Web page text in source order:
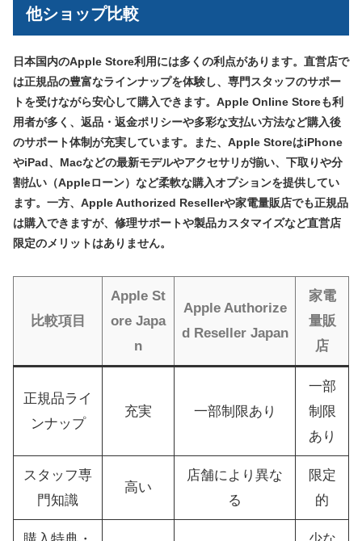
他ショップ比較
日本国内のApple Store利用には多くの利点があります。直営店で
は正規品の豊富なラインナップを体験し、専門スタッフのサポー
トを受けながら安心して購入できます。Apple Online Storeも利
用者が多く、返品・返金ポリシーや多彩な支払い方法など購入後
のサポート体制が充実しています。また、Apple StoreはiPhone
やiPad、Macなどの最新モデルやアクセサリが揃い、下取りや分
割払い（Appleローン）など柔軟な購入オプションを提供してい
ます。一方、Apple Authorized Resellerや家電量販店でも正規品
は購入できますが、修理サポートや製品カスタマイズなど直営店
限定のメリットはありません。
比較項目
Apple St
ore Japa
n
Apple Authorize
d Reseller Japan
家電
量販
店
正規品ライ
ンナップ
充実 一部制限あり
一部
制限
あり
スタッフ専
門知識
高い
店舗により異な
る
限定
的